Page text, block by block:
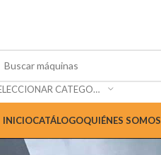
SELECCIONAR CATEGORÍA
INICIOCATÁLOGOQUIÉNES SOMOS